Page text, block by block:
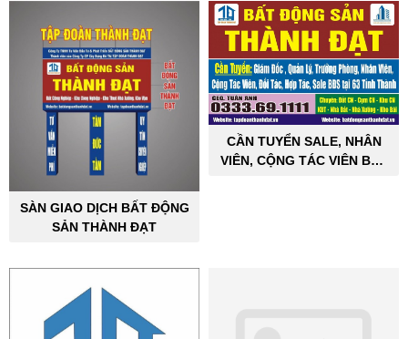
SÀN GIAO DỊCH BẤT ĐỘNG
SẢN THÀNH ĐẠT
CẦN TUYỂN SALE, NHÂN
VIÊN, CỘNG TÁC VIÊN BẤT